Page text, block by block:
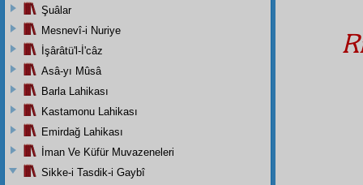
Şuâlar
Mesnevî-i Nuriye
İşârâtü'l-İ'câz
Asâ-yı Mûsâ
Barla Lahikası
Kastamonu Lahikası
Emirdağ Lahikası
İman Ve Küfür Muvazeneleri
Sikke-i Tasdik-i Gaybî